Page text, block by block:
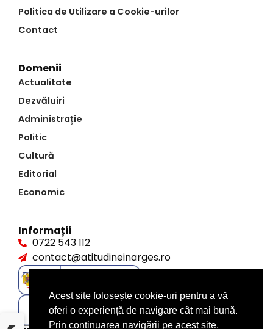
Politica de Utilizare a Cookie-urilor
Contact
Domenii
Actualitate
Dezvăluiri
Administrație
Politic
Cultură
Editorial
Economic
Informații
0722 543 112
contact@atitudineinarges.ro
Acest site folosește cookie-uri pentru a vă
oferi o experiență de navigare cât mai bună.
Prin continuarea navigării pe acest site,